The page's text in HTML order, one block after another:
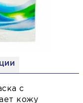
с
кожу